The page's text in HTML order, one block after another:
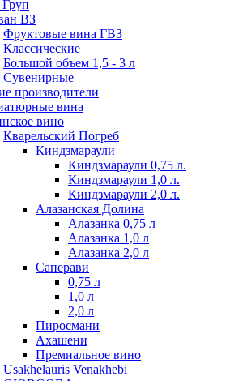
ВЗ
Фруктовые вина ГВЗ
Классические
Большой объем 1,5 - 3 л
Сувенирные
производители
вина
вино
Кварельский Погреб
Киндзмараули
Киндзмараули 0,75 л.
Киндзмараули 1,0 л.
Киндзмараули 2,0 л.
Алазанская Долина
Алазанка 0,75 л
Алазанка 1,0 л
Алазанка 2,0 л
Саперави
0,75 л
1,0 л
2,0 л
Пиросмани
Ахашени
Премиальное вино
Usakhelauris Venakhebi